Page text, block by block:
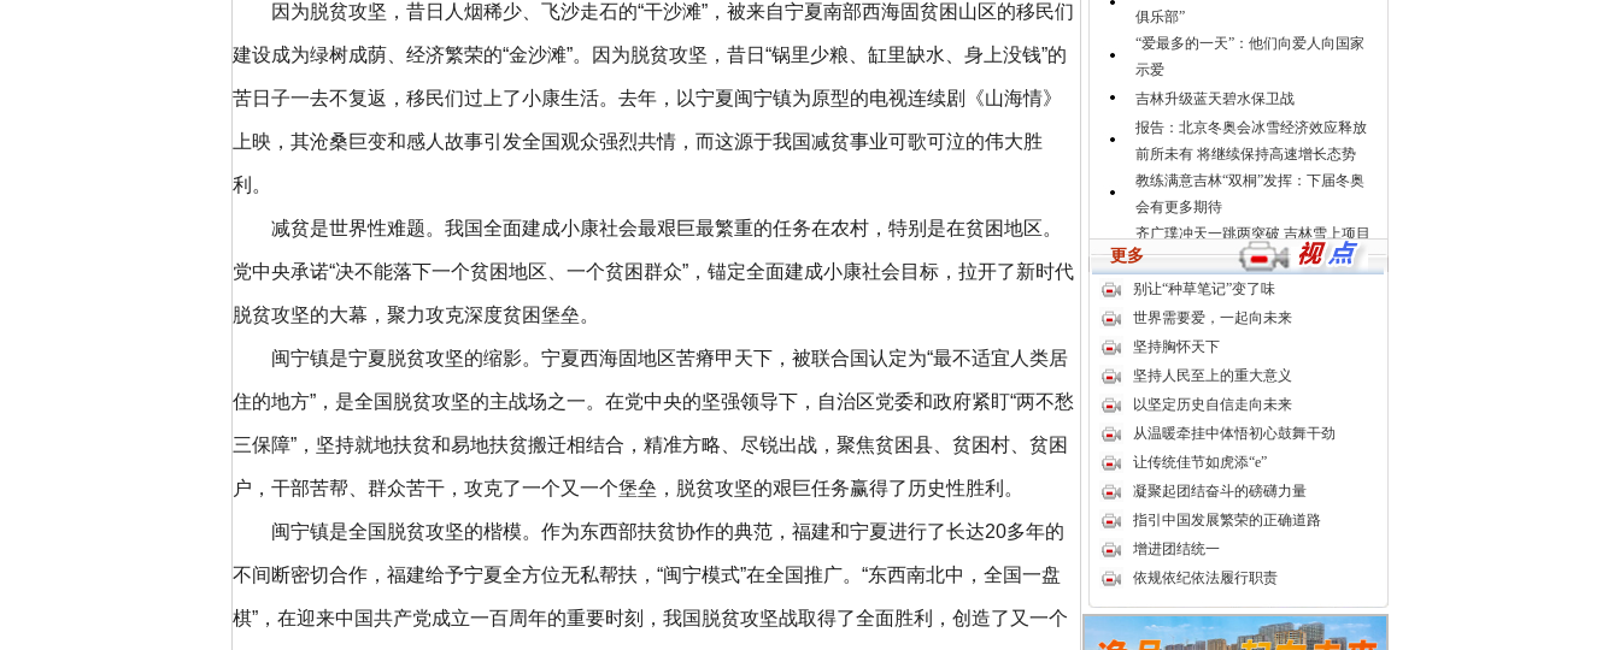
因为脱贫攻坚，昔日人烟稀少、飞沙走石的“干沙滩”，被来自宁夏南部西海固贫困山区的移民们
建设成为绿树成荫、经济繁荣的“金沙滩”。因为脱贫攻坚，昔日“锅里少粮、缸里缺水、身上没钱”的
苦日子一去不复返，移民们过上了小康生活。去年，以宁夏闽宁镇为原型的电视连续剧《山海情》
上映，其沧桑巨变和感人故事引发全国观众强烈共情，而这源于我国减贫事业可歌可泣的伟大胜
利。
减贫是世界性难题。我国全面建成小康社会最艰巨最繁重的任务在农村，特别是在贫困地区。
党中央承诺“决不能落下一个贫困地区、一个贫困群众”，锚定全面建成小康社会目标，拉开了新时代
脱贫攻坚的大幕，聚力攻克深度贫困堡垒。
闽宁镇是宁夏脱贫攻坚的缩影。宁夏西海固地区苦瘠甲天下，被联合国认定为“最不适宜人类居
住的地方”，是全国脱贫攻坚的主战场之一。在党中央的坚强领导下，自治区党委和政府紧盯“两不愁
三保障”，坚持就地扶贫和易地扶贫搬迁相结合，精准方略、尽锐出战，聚焦贫困县、贫困村、贫困
户，干部苦帮、群众苦干，攻克了一个又一个堡垒，脱贫攻坚的艰巨任务赢得了历史性胜利。
闽宁镇是全国脱贫攻坚的楷模。作为东西部扶贫协作的典范，福建和宁夏进行了长达20多年的
不间断密切合作，福建给予宁夏全方位无私帮扶，“闽宁模式”在全国推广。“东西南北中，全国一盘
棋”，在迎来中国共产党成立一百周年的重要时刻，我国脱贫攻坚战取得了全面胜利，创造了又一个
俱乐部”
“爱最多的一天”：他们向爱人向国家
示爱
吉林升级蓝天碧水保卫战
报告：北京冬奥会冰雪经济效应释放
前所未有 将继续保持高速增长态势
教练满意吉林“双桐”发挥：下届冬奥
会有更多期待
齐广璞冲天一跳两突破 吉林雪上项目
见曙光
长影著名电影摄影师高洪宝去世 代表
作《保密局的枪声》
“完达山1号”东北虎放归后多次现身吉
林天桥岭林区
更多
别让“种草笔记”变了味
世界需要爱，一起向未来
坚持胸怀天下
坚持人民至上的重大意义
以坚定历史自信走向未来
从温暖牵挂中体悟初心鼓舞干劲
让传统佳节如虎添“e”
凝聚起团结奋斗的磅礴力量
指引中国发展繁荣的正确道路
增进团结统一
依规依纪依法履行职责